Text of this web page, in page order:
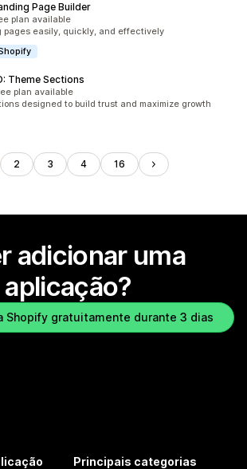
Page Builder
plan available
pages easily, quickly, and effectively
Theme Sections
plan available
designed to build trust and maximize growth
2 3 4 16
adicionar uma
aplicação?
Shopify gratuitamente durante 3 dias
Principais categorias